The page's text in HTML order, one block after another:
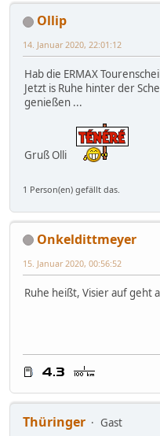
Ollip
14. Januar 2020, 22:01:12
Hab die ERMAX
Jetzt is Ruhe hinter der
genießen ...
Gruß Olli
1 Person(en) gefällt das.
Onkeldittmeyer
15. Januar 2020, 00:56:52
Ruhe heißt, Visier auf geht
Thüringer
Gast